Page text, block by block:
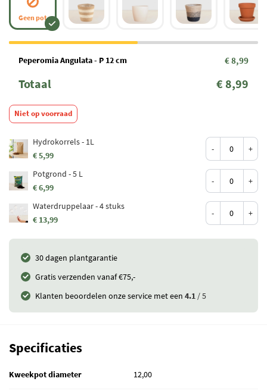
Geen pot
Peperomia Angulata - P 12 cm € 8,99
Totaal € 8,99
Niet op voorraad
Hydrokorrels - 1L
€ 5,99
- +
Potgrond - 5 L
€ 6,99
- +
Waterdruppelaar - 4 stuks
€ 13,99
- +
30 dagen plantgarantie
Gratis verzenden vanaf €75,-
Klanten beoordelen onze service met een4.1 / 5
Specificaties
Kweekpot diameter 12,00